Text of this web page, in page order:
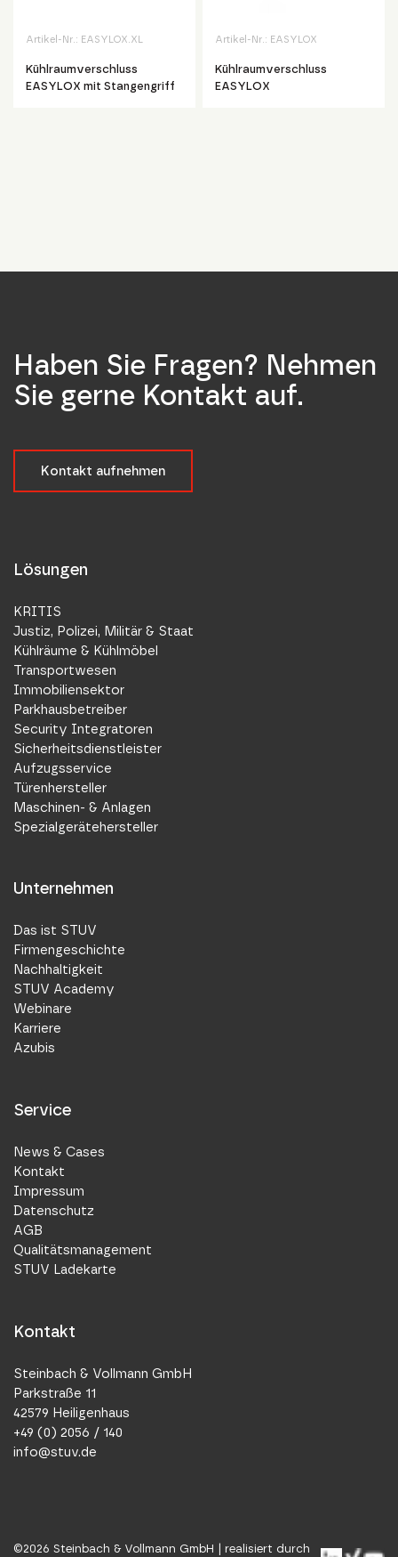
Artikel-Nr.: EASYLOX.XL
Kühlraumverschluss
EASYLOX mit Stangengriff
Artikel-Nr.: EASYLOX
Kühlraumverschluss
EASYLOX
Haben Sie Fragen? Nehmen
Sie gerne Kontakt auf.
Kontakt aufnehmen
Lösungen
KRITIS
Justiz, Polizei, Militär & Staat
Kühlräume & Kühlmöbel
Transportwesen
Immobiliensektor
Parkhausbetreiber
Security Integratoren
Sicherheitsdienstleister
Aufzugsservice
Türenhersteller
Maschinen- & Anlagen
Spezialgerätehersteller
Unternehmen
Das ist STUV
Firmengeschichte
Nachhaltigkeit
STUV Academy
Webinare
Karriere
Azubis
Service
News & Cases
Kontakt
Impressum
Datenschutz
AGB
Qualitätsmanagement
STUV Ladekarte
Kontakt
Steinbach & Vollmann GmbH
Parkstraße 11
42579 Heiligenhaus
+49 (0) 2056 / 140
info@stuv.de
©2026 Steinbach & Vollmann GmbH | realisiert durch